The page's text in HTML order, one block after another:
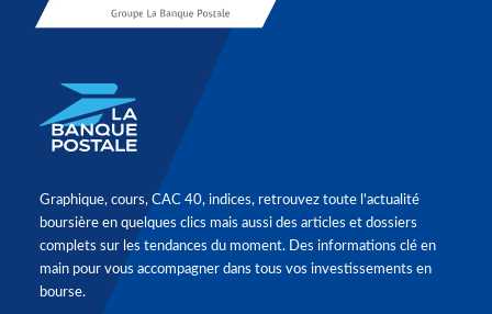
Graphique, cours, CAC 40, indices, retrouvez toute l'actualité
boursière en quelques clics mais aussi des articles et dossiers
complets sur les tendances du moment. Des informations clé en
main pour vous accompagner dans tous vos investissements en
bourse.